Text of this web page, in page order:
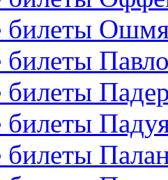
билеты